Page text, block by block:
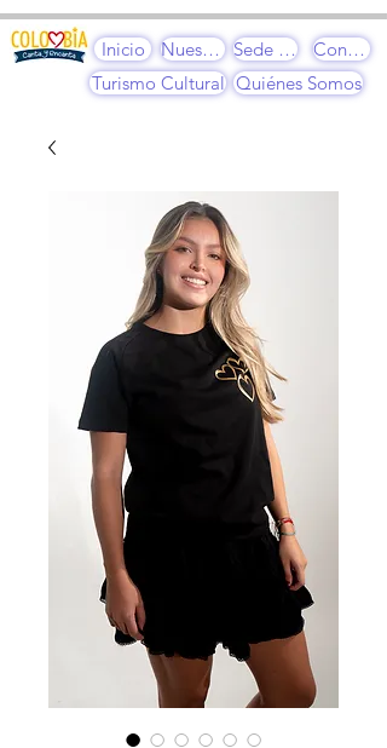
Quiénes Somos
Nuestros Cursos Sede Cultural Contacto
Inicio
Turismo Cultural